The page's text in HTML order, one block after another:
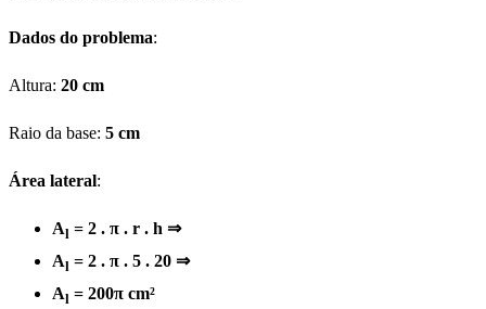
Dados do problema:
Altura: 20 cm
Raio da base: 5 cm
Área lateral:
Al = 2 . π . r . h ⇒
Al = 2 . π . 5 . 20 ⇒
Al = 200π cm²